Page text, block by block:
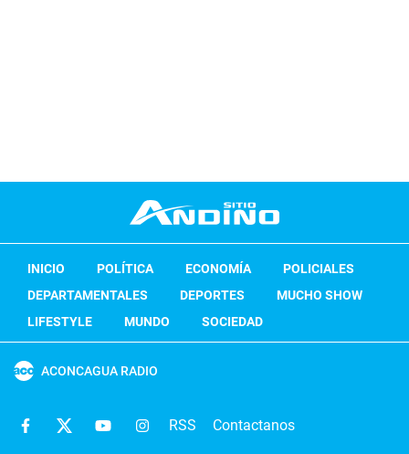
INICIO POLÍTICA ECONOMÍA
POLICIALES
DEPARTAMENTALES
DEPORTES
MUCHO SHOW
LIFESTYLE
MUNDO SOCIEDAD
ACONCAGUA RADIO
RSS Contactanos